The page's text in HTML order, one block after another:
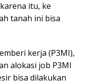
itu, ke
tanah ini bisa
kerja (P3MI),
alokasi job P3MI
bisa dilakukan